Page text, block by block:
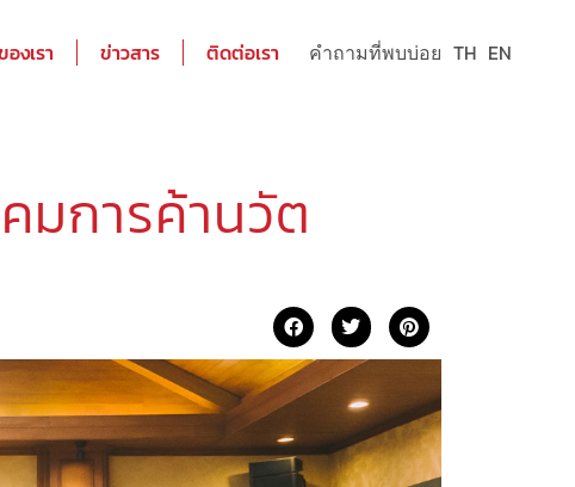
งเรา ข่าวสาร ติดต่อเรา คำถามที่พบบ่อย TH EN
มการค้านวัต